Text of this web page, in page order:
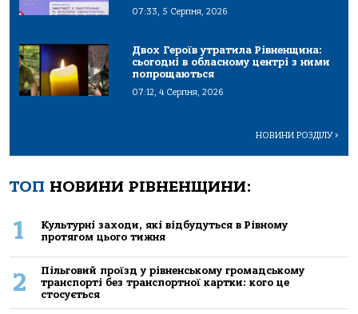
07:33, 5 Серпня, 2026
Двох Героїв утратила Рівненщина:
сьогодні в обласному центрі з ними
попрощаються
07:12, 4 Серпня, 2026
НОВИНИ РОЗДІЛУ>
ТОП НОВИНИ РІВНЕНЩИНИ:
1
Культурні заходи, які відбудуться в Рівному
протягом цього тижня
2
Пільговий проїзд у рівненському громадському
транспорті без транспортної картки: кого це
стосується